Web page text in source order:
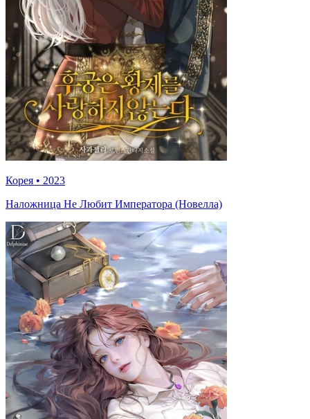
Корея • 2023
Наложница Не Любит Императора (Новелла)